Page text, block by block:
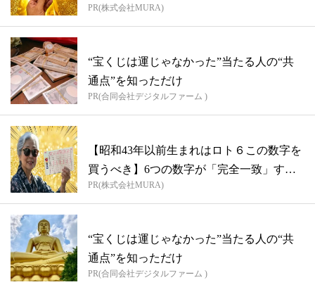
PR(株式会社MURA)
“宝くじは運じゃなかった”当たる人の“共
通点”を知っただけ
PR(合同会社デジタルファーム )
【昭和43年以前生まれはロト６この数字を
買うべき】6つの数字が「完全一致」する
方...
PR(株式会社MURA)
“宝くじは運じゃなかった”当たる人の“共
通点”を知っただけ
PR(合同会社デジタルファーム )